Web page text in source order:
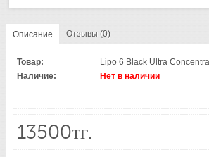
Описание Отзывы (0)
Товар:
Lipo 6 Black Ultra
Наличие:
Нет в наличии
13500тг.